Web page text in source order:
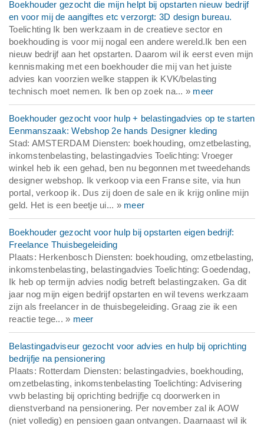
Boekhouder gezocht die mijn helpt bij opstarten nieuw bedrijf
en voor mij de aangiftes etc verzorgt: 3D design bureau.
Toelichting Ik ben werkzaam in de creatieve sector en
boekhouding is voor mij nogal een andere wereld.Ik ben een
nieuw bedrijf aan het opstarten. Daarom wil ik eerst even mijn
kennismaking met een boekhouder die mij van het juiste
advies kan voorzien welke stappen ik KVK/belasting
technisch moet nemen. Ik ben op zoek na... » meer
Boekhouder gezocht voor hulp + belastingadvies op te starten
Eenmanszaak: Webshop 2e hands Designer kleding
Stad: AMSTERDAM Diensten: boekhouding, omzetbelasting,
inkomstenbelasting, belastingadvies Toelichting: Vroeger
winkel heb ik een gehad, ben nu begonnen met tweedehands
designer webshop. Ik verkoop via een Franse site, via hun
portal, verkoop ik. Dus zij doen de sale en ik krijg online mijn
geld. Het is een beetje ui... » meer
Boekhouder gezocht voor hulp bij opstarten eigen bedrijf:
Freelance Thuisbegeleiding
Plaats: Herkenbosch Diensten: boekhouding, omzetbelasting,
inkomstenbelasting, belastingadvies Toelichting: Goedendag,
Ik heb op termijn advies nodig betreft belastingzaken. Ga dit
jaar nog mijn eigen bedrijf opstarten en wil tevens werkzaam
zijn als freelancer in de thuisbegeleiding. Graag zie ik een
reactie tege... » meer
Belastingadviseur gezocht voor advies en hulp bij oprichting
bedrijfje na pensionering
Plaats: Rotterdam Diensten: belastingadvies, boekhouding,
omzetbelasting, inkomstenbelasting Toelichting: Advisering
vwb belasting bij oprichting bedrijfje cq doorwerken in
dienstverband na pensionering. Per november zal ik AOW
(niet volledig) en pensioen gaan ontvangen. Daarnaast wil ik